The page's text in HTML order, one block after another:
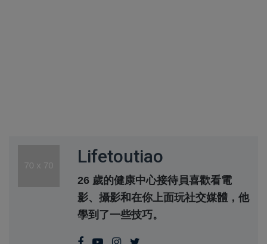
Lifetoutiao
26 歲的健康中心接待員喜歡看電
影、攝影和在你上面玩社交媒體，他
學到了一些技巧。